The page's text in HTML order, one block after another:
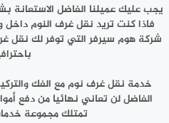
يجب عليك عميلنا الفاضل الاستعانة
فاذا كنت تريد نقل غرف النوم
شركة هوم سيرفر التي توفر لك نقل
خدمة نقل غرف نوم مع الفك
الفاضل لن تعاني نهائيا من دفع
تمتلك مجموعة